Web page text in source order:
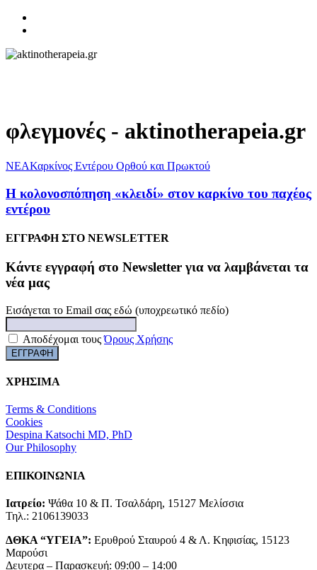
φλεγμονές - aktinotherapeia.gr
NEAΚαρκίνος Εντέρου Ορθού και Πρωκτού
Η κολονοσπόπηση «κλειδί» στον καρκίνο του παχέος
εντέρου
ΕΓΓΡΑΦΗ ΣΤΟ NEWSLETTER
Kάντε εγγραφή στο Newsletter για να λαμβάνεται τα
νέα μας
Εισάγεται το Email σας εδώ (υποχρεωτικό πεδίο)
Αποδέχομαι τουςΌρους Χρήσης
ΧΡΗΣΙΜΑ
Terms & Conditions
Cookies
Despina Katsochi MD, PhD
Our Philosophy
ΕΠΙΚΟΙΝΩΝΙΑ
Ιατρείο: Ψάθα 10 & Π. Τσαλδάρη, 15127 Μελίσσια
Τηλ.: 2106139033
ΔΘΚΑ “ΥΓΕΙΑ”: Ερυθρού Σταυρού 4 & Λ. Κηφισίας, 15123
Μαρούσι
Δευτερα – Παρασκευή: 09:00 – 14:00